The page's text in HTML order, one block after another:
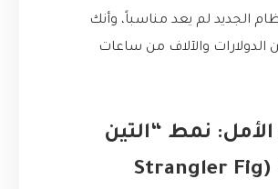
الجديد لم يعد مناسباً، وأنك
الدولارات والآلاف من ساعات
نمط “التين
الخانق” (Strangler Fig